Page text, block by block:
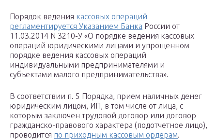
Порядок ведения кассовых операций
регламентируется Указанием Банка России от
11.03.2014 N 3210-У «О порядке ведения кассовых
операций юридическими лицами и упрощенном
порядке ведения кассовых операций
индивидуальными предпринимателями и
субъектами малого предпринимательства».
В соответствии п. 5 Порядка, прием наличных денег
юридическим лицом, ИП, в том числе от лица, с
которым заключен трудовой договор или договор
гражданско-правового характера (подотчетное лицо),
проводится по приходным кассовым ордерам.